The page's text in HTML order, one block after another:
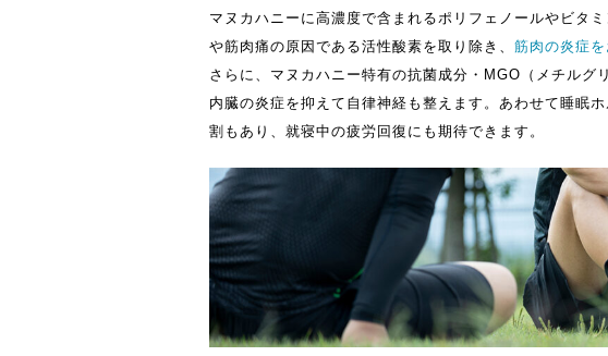
マヌカハニーに高濃度で含まれるポリフェノールやビタ
や筋肉痛の原因である活性酸素を取り除き、 筋肉の炎症
さらに、マヌカハニー特有の抗菌成分・MGO（メチルグ
内臓の炎症を抑えて自律神経も整えます。あわせて睡眠
割もあり、就寝中の疲労回復にも期待できます。